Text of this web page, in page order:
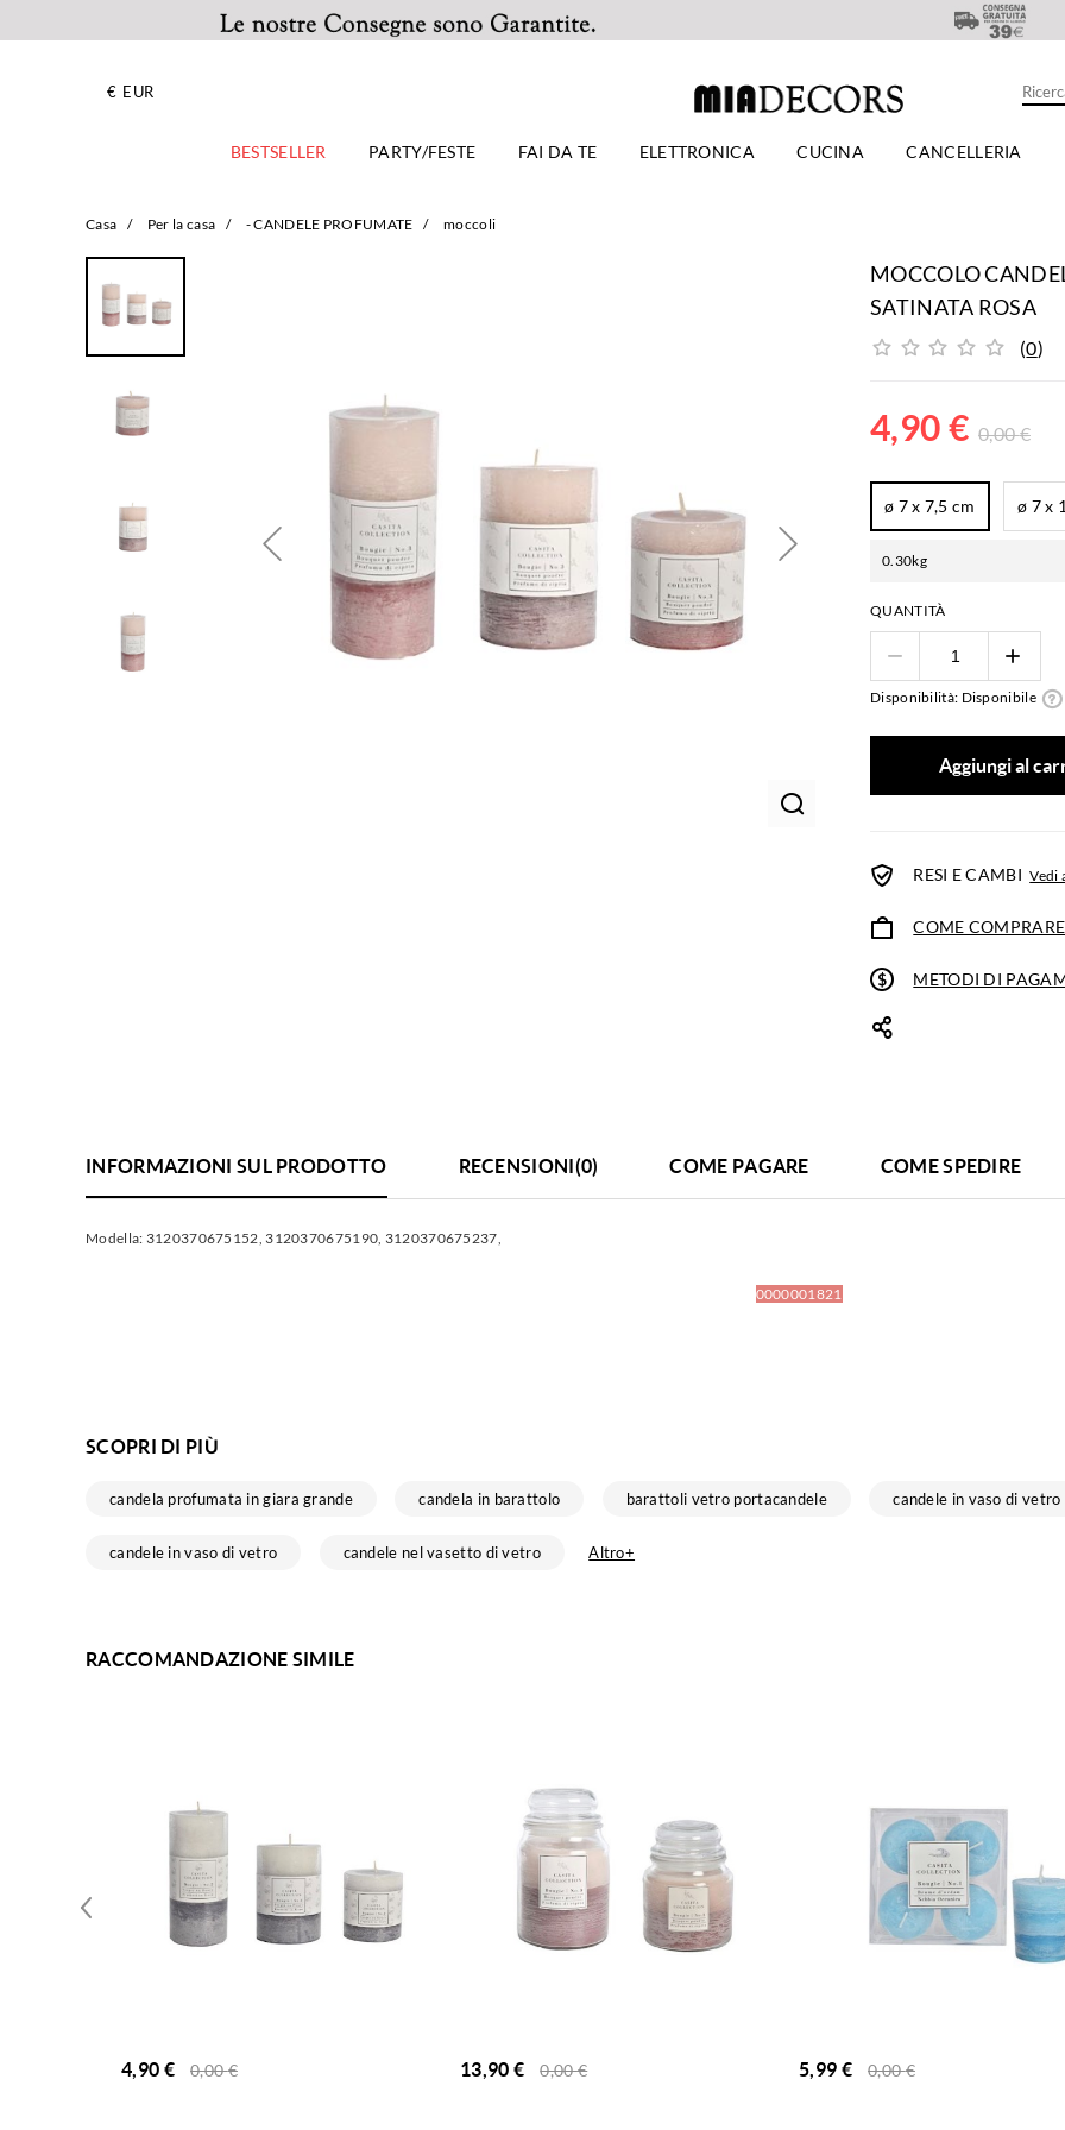
€ EUR
BESTSELLER PARTY/FESTE FAI DA TE ELETTRONICA CUCINA CANCELLERIA
Casa / Per la casa / - CANDELE PROFUMATE / moccoli
MOCCOLO
SATINATA ROSA
(0)
4,90€ 0,00€
ø 7 x 7,5 cm ø 7 x
0.30kg
QUANTITÀ
Disponibilità: Disponibile
Aggiungi al
RESI E CAMBI Vedi
COME COMPRARE
METODI DI
INFORMAZIONI SUL PRODOTTO RECENSIONI(0) COME PAGARE COME SPEDIRE
Modella: 3120370675152, 3120370675190, 3120370675237,
0000001821
SCOPRI DI PIÙ
candela profumata in giara grande candela in barattolo barattoli vetro portacandele candele in vaso di vetro
candele in vaso di vetro candele nel vasetto di vetro Altro+
RACCOMANDAZIONE SIMILE
4,90 € 0,00€ 13,90 € 0,00€ 5,99 € 0,00€